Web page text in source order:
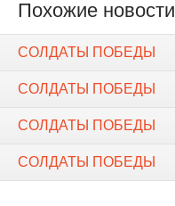
Похожие новости
СОЛДАТЫ ПОБЕДЫ
СОЛДАТЫ ПОБЕДЫ
СОЛДАТЫ ПОБЕДЫ
СОЛДАТЫ ПОБЕДЫ